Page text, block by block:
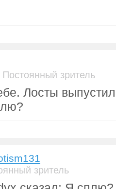
Постоянный зритель
Лосты
зритель